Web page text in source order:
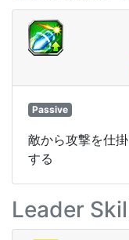
Passive
敵から攻撃を仕
する
Leader